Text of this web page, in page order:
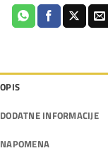
OPIS
DODATNE INFORMACIJE
NAPOMENA